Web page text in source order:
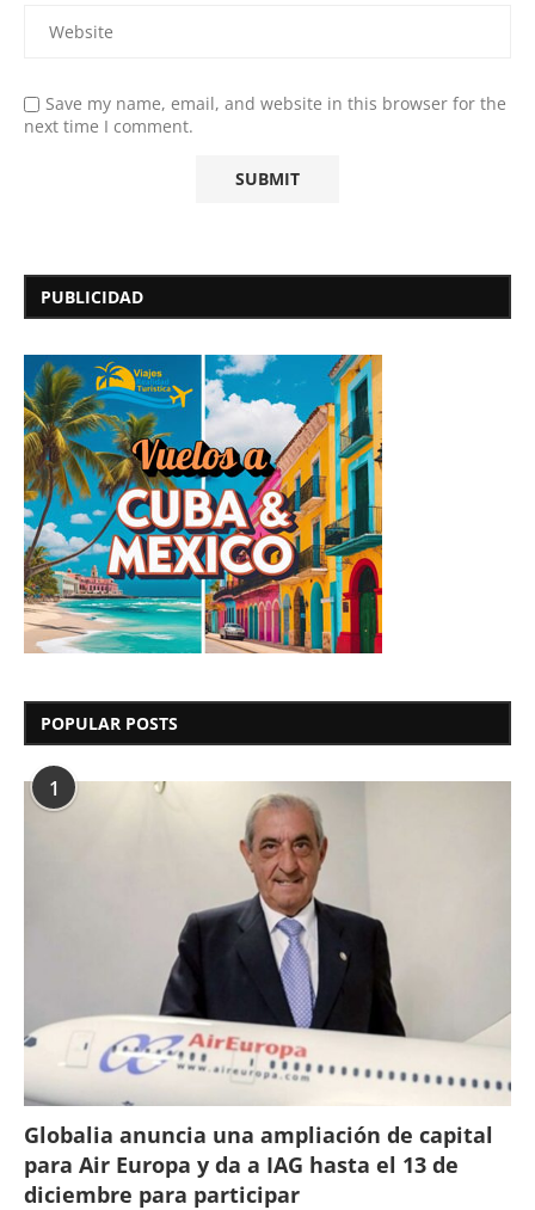
Save my name, email, and website in this browser for the
next time I comment.
PUBLICIDAD
POPULAR POSTS
1
Globalia anuncia una ampliación de capital
para Air Europa y da a IAG hasta el 13 de
diciembre para participar